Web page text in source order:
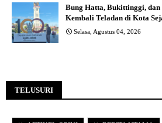
Bung Hatta, Bukittinggi,
Kembali Teladan di Kota
Selasa, Agustus 04, 2026
TELUSURI